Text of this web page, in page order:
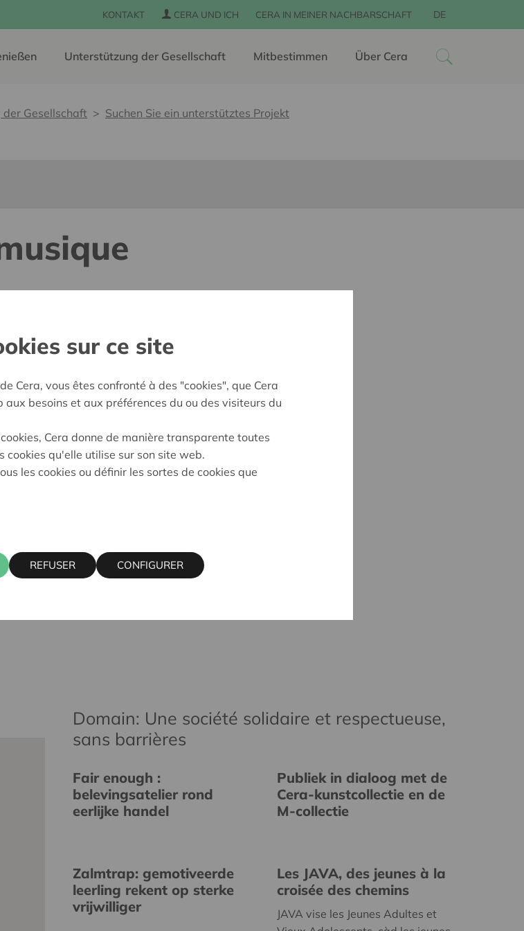
KONTAKT CERA UND ICH CERA IN MEINER NACHBARSCHAFT DE
Unterstützung der Gesellschaft Mitbestimmen Über Cera
Gesellschaft
Suchen Sie ein unterstütztes Projekt
Domain: Une société solidaire et respectueuse,
sans barrières
Fair enough :
belevingsatelier rond
eerlijke handel
Publiek in dialoog met de
Cera-kunstcollectie en de
M-collectie
Zalmtrap: gemotiveerde
leerling rekent op sterke
vrijwilliger
Les JAVA, des jeunes à la
croisée des chemins
JAVA vise les Jeunes Adultes et
sur ce site
Cera, vous êtes confronté à des "cookies", que Cera
besoins et aux préférences du ou des visiteurs du
Cera donne de manière transparente toutes
cookies qu'elle utilise sur son site web.
les cookies ou définir les sortes de cookies que
REFUSER CONFIGURER